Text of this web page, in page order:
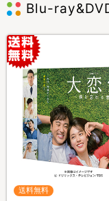
Blu-
送料無料